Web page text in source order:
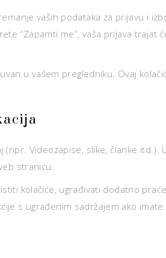
vaših podataka za prijavu i
“Zapamti me”, vaša prijava trajat
u vašem pregledniku. Ovaj
Videozapise, slike, članke
stranicu.
kolačiće, ugrađivati ​​dodatno
s ugrađenim sadržajem ako